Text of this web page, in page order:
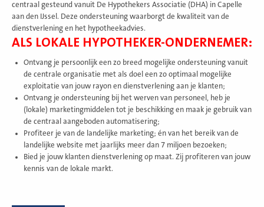
centraal gesteund vanuit De Hypothekers Associatie (DHA) in Capelle
aan den IJssel. Deze ondersteuning waarborgt de kwaliteit van de
dienstverlening en het hypotheekadvies.
ALS LOKALE HYPOTHEKER-ONDERNEMER:
Ontvang je persoonlijk een zo breed mogelijke ondersteuning vanuit
de centrale organisatie met als doel een zo optimaal mogelijke
exploitatie van jouw rayon en dienstverlening aan je klanten;
Ontvang je ondersteuning bij het werven van personeel, heb je
(lokale) marketingmiddelen tot je beschikking en maak je gebruik van
de centraal aangeboden automatisering;
Profiteer je van de landelijke marketing; én van het bereik van de
landelijke website met jaarlijks meer dan 7 miljoen bezoeken;
Bied je jouw klanten dienstverlening op maat. Zij profiteren van jouw
kennis van de lokale markt.